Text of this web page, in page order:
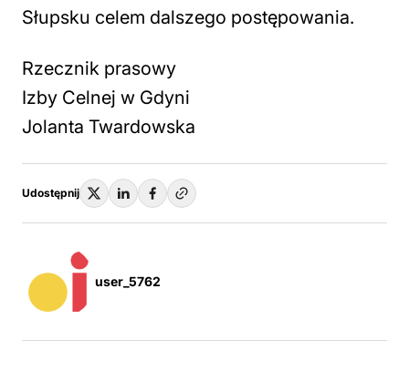
Słupsku celem dalszego postępowania.
Rzecznik prasowy
Izby Celnej w Gdyni
Jolanta Twardowska
Udostępnij
user_5762